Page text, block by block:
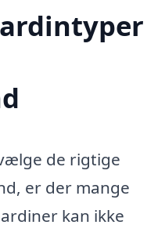
de rigtige
er der mange
kan ikke